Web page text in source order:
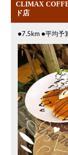
CLIMAX
ド店
●7.5km ●平均予